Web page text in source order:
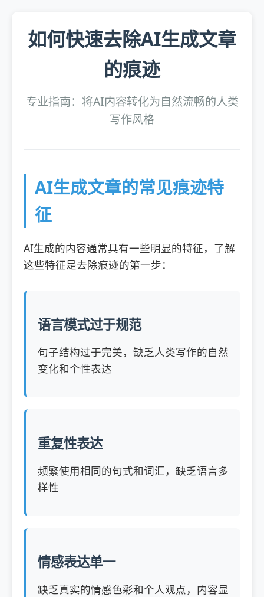
如何快速去除AI生成文章
的痕迹
专业指南：将AI内容转化为自然流畅的人类
写作风格
AI生成文章的常见痕迹特
征
AI生成的内容通常具有一些明显的特征，了解
这些特征是去除痕迹的第一步：
语言模式过于规范
句子结构过于完美，缺乏人类写作的自然
变化和个性表达
重复性表达
频繁使用相同的句式和词汇，缺乏语言多
样性
情感表达单一
缺乏真实的情感色彩和个人观点，内容显